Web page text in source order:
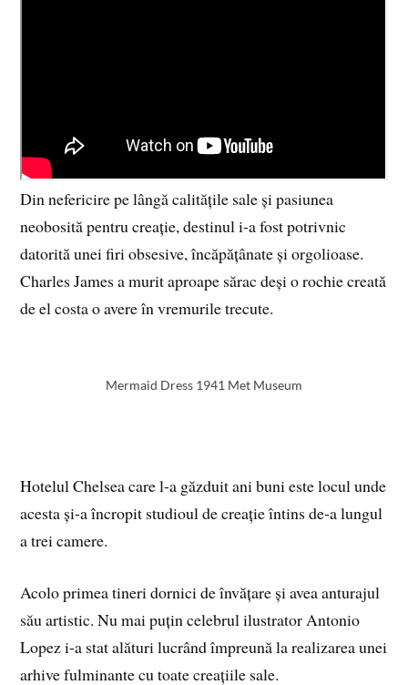
Din nefericire pe lângă calitățile sale și pasiunea
neobosită pentru creație, destinul i-a fost potrivnic
datorită unei firi obsesive, încăpățânate și orgolioase.
Charles James a murit aproape sărac deși o rochie creată
de el costa o avere în vremurile trecute.
Mermaid Dress 1941 Met Museum
Hotelul Chelsea care l-a găzduit ani buni este locul unde
acesta și-a încropit studioul de creație întins de-a lungul
a trei camere.
Acolo primea tineri dornici de învățare și avea anturajul
său artistic. Nu mai puțin celebrul ilustrator Antonio
Lopez i-a stat alături lucrând împreună la realizarea unei
arhive fulminante cu toate creațiile sale.